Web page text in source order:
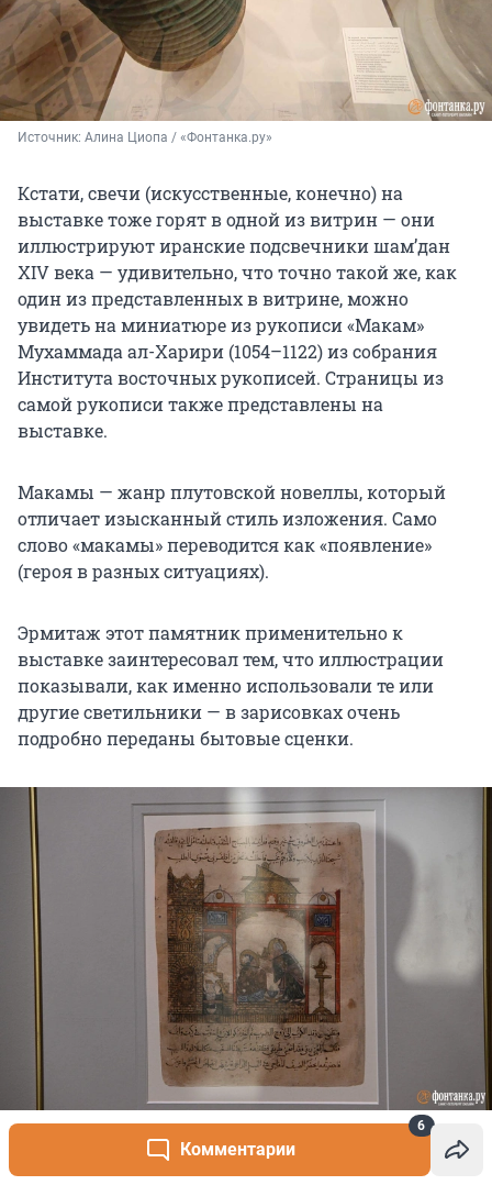
Комментарии
6
Источник: Алина Циопа / «Фонтанка.ру»
Кстати, свечи (искусственные, конечно) на
выставке тоже горят в одной из витрин — они
иллюстрируют иранские подсвечники шам’дан
XIV века — удивительно, что точно такой же, как
один из представленных в витрине, можно
увидеть на миниатюре из рукописи «Макам»
Мухаммада ал-Харири (1054–1122) из собрания
Института восточных рукописей. Страницы из
самой рукописи также представлены на
выставке.
Макамы — жанр плутовской новеллы, который
отличает изысканный стиль изложения. Само
слово «макамы» переводится как «появление»
(героя в разных ситуациях).
Эрмитаж этот памятник применительно к
выставке заинтересовал тем, что иллюстрации
показывали, как именно использовали те или
другие светильники — в зарисовках очень
подробно переданы бытовые сценки.